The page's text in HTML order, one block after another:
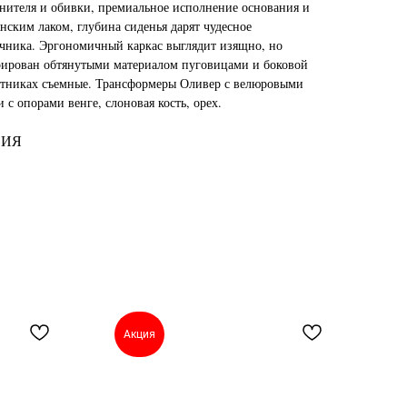
и обивки, премиальное исполнение основания и
лаком, глубина сиденья дарят чудесное
Эргономичный каркас выглядит изящно, но
обтянутыми материалом пуговицами и боковой
съемные. Трансформеры Оливер с велюровыми
опорами венге, слоновая кость, орех.
Акция